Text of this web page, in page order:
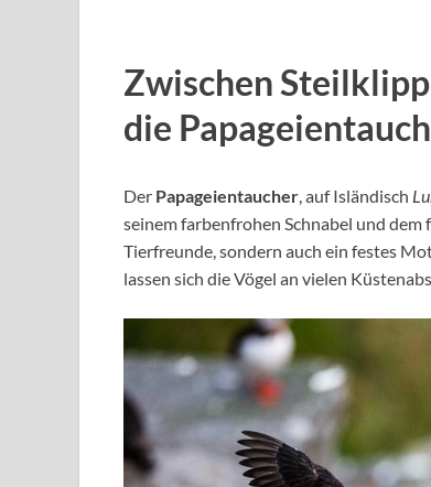
Zwischen
die
Der Papageientaucher, auf Isländisch
seinem farbenfrohen Schnabel und
Tierfreunde, sondern auch ein festes
lassen sich die Vögel an vielen